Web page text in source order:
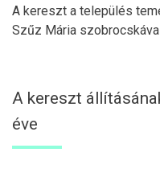
A kereszt a település
Szűz Mária
A kereszt
éve